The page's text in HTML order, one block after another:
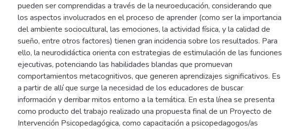
pueden ser comprendidas a través de la neuroeducación, considerando que
los aspectos involucrados en el proceso de aprender (como ser la importancia
del ambiente sociocultural, las emociones, la actividad física, y la calidad de
sueño, entre otros factores) tienen gran incidencia sobre los resultados. Para
ello, la neurodidáctica orienta con estrategias de estimulación de las funciones
ejecutivas, potenciando las habilidades blandas que promuevan
comportamientos metacognitivos, que generen aprendizajes significativos. Es
a partir de allí que surge la necesidad de los educadores de buscar
información y derribar mitos entorno a la temática. En esta línea se presenta
como producto del trabajo realizado una propuesta final de un Proyecto de
Intervención Psicopedagógica, como capacitación a psicopedagogos/as